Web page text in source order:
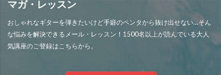
マガ・レッスン
おしゃれなギターを弾きたいけど手癖のペンタから抜け出せない…そん
な悩みを解決できるメール・レッスン！1500名以上が読んでいる大人
気講座のご登録はこちらから。